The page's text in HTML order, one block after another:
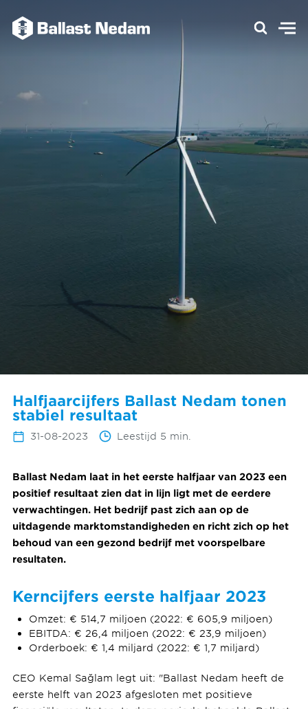
Halfjaarcijfers Ballast Nedam tonen
stabiel resultaat
31-08-2023 Leestijd 5 min.
Ballast Nedam laat in het eerste halfjaar van 2023 een
positief resultaat zien dat in lijn ligt met de eerdere
verwachtingen. Het bedrijf past zich aan op de
uitdagende marktomstandigheden en richt zich op het
behoud van een gezond bedrijf met voorspelbare
resultaten.
Kerncijfers eerste halfjaar 2023
Omzet: € 514,7 miljoen (2022: € 605,9 miljoen)
EBITDA: € 26,4 miljoen (2022: € 23,9 miljoen)
Orderboek: € 1,4 miljard (2022: € 1,7 miljard)
CEO Kemal Sağlam legt uit: "Ballast Nedam heeft de
eerste helft van 2023 afgesloten met positieve